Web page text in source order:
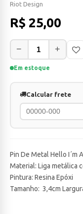
Riot Design
R$ 25,00
− +
Em estoque
Calcular frete
Pin De Metal Hello I´m
Material: Liga metálica
Pintura: Resina Epóxi
Tamanho: 3,4cm